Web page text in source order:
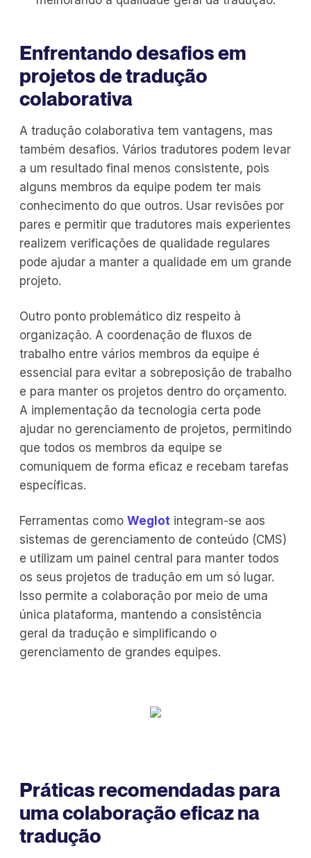
Enfrentando desafios em
projetos de tradução
colaborativa
A tradução colaborativa tem vantagens, mas
também desafios. Vários tradutores podem levar
a um resultado final menos consistente, pois
alguns membros da equipe podem ter mais
conhecimento do que outros. Usar revisões por
pares e permitir que tradutores mais experientes
realizem verificações de qualidade regulares
pode ajudar a manter a qualidade em um grande
projeto.
Outro ponto problemático diz respeito à
organização. A coordenação de fluxos de
trabalho entre vários membros da equipe é
essencial para evitar a sobreposição de trabalho
e para manter os projetos dentro do orçamento.
A implementação da tecnologia certa pode
ajudar no gerenciamento de projetos, permitindo
que todos os membros da equipe se
comuniquem de forma eficaz e recebam tarefas
específicas.
Ferramentas como Weglot integram-se aos
sistemas de gerenciamento de conteúdo (CMS)
e utilizam um painel central para manter todos
os seus projetos de tradução em um só lugar.
Isso permite a colaboração por meio de uma
única plataforma, mantendo a consistência
geral da tradução e simplificando o
gerenciamento de grandes equipes.
Práticas recomendadas para
uma colaboração eficaz na
tradução